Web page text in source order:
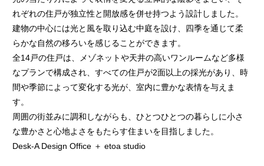
れぞれの住戸が独立性と開放感を併せ持つよう設計しました。
建物の中心には光と風を取り込む中庭を設け、四季を通じて柔
らかな自然の移ろいを感じることができます。
全14戸の住戸は、メゾネットや天井の高いワンルームなど多様
なプランで構成され、すべての住戸が2面以上の採光があり、時
間や季節によって変化する光が、室内に豊かな表情を与えま
す。
周囲の街並みに調和しながらも、ひとつひとつの暮らしに小さ
な豊かさと心地よさをもたらす住まいを目指しました。
Desk-A Design Office ＋ etoa studio